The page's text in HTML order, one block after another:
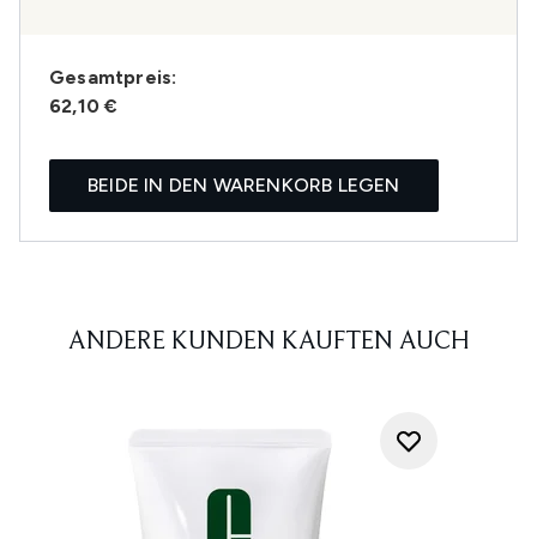
Gesamtpreis:
62,10 €
BEIDE IN DEN WARENKORB LEGEN
ANDERE KUNDEN KAUFTEN AUCH